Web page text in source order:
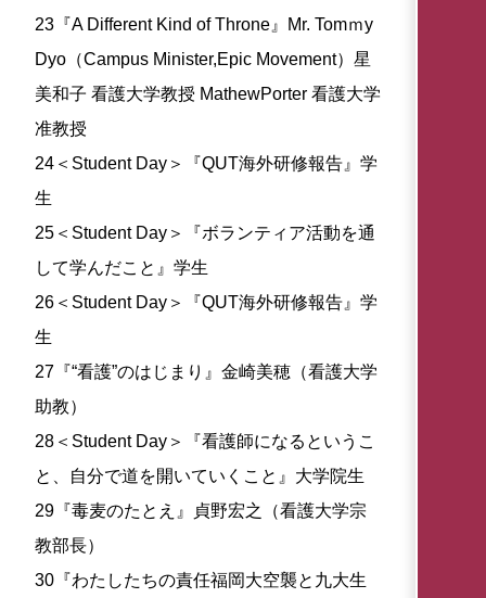
23『A Different Kind of Throne』Mr. Tomｍy
Dyo（Campus Minister,Epic Movement）星
美和子 看護大学教授 MathewPorter 看護大学
准教授
24＜Student Day＞『QUT海外研修報告』学
生
25＜Student Day＞『ボランティア活動を通
して学んだこと』学生
26＜Student Day＞『QUT海外研修報告』学
生
27『“看護”のはじまり』金崎美穂（看護大学
助教）
28＜Student Day＞『看護師になるというこ
と、自分で道を開いていくこと』大学院生
29『毒麦のたとえ』貞野宏之（看護大学宗
教部長）
30『わたしたちの責任福岡大空襲と九大生